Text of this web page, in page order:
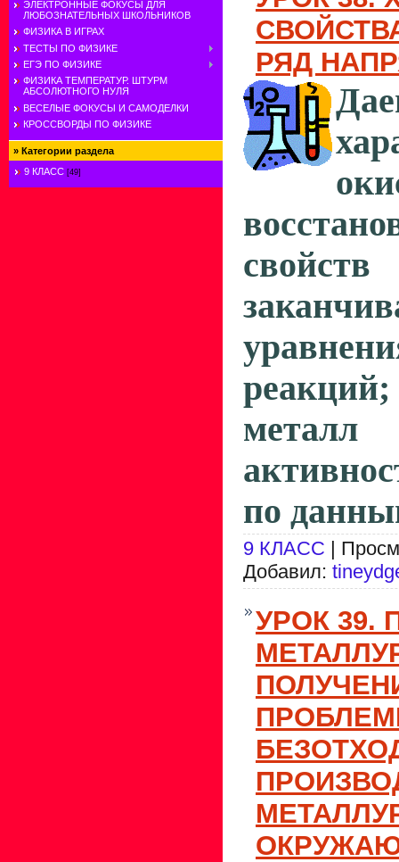
ЭЛЕКТРОННЫЕ ФОКУСЫ ДЛЯ
ЛЮБОЗНАТЕЛЬНЫХ ШКОЛЬНИКОВ
ФИЗИКА В ИГРАХ
ТЕСТЫ ПО ФИЗИКЕ
ЕГЭ ПО ФИЗИКЕ
ФИЗИКА ТЕМПЕРАТУР. ШТУРМ
АБСОЛЮТНОГО НУЛЯ
ВЕСЕЛЫЕ ФОКУСЫ И САМОДЕЛКИ
КРОССВОРДЫ ПО ФИЗИКЕ
» Категории раздела
9 КЛАСС [49]
РЯД
по
9 КЛАСС |
Добавил:
УРОК 39.